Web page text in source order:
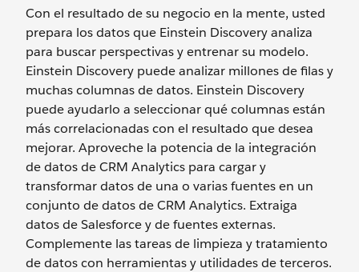
Con el resultado de su negocio en la mente, usted
prepara los datos que Einstein Discovery analiza
para buscar perspectivas y entrenar su modelo.
Einstein Discovery puede analizar millones de filas y
muchas columnas de datos. Einstein Discovery
puede ayudarlo a seleccionar qué columnas están
más correlacionadas con el resultado que desea
mejorar. Aproveche la potencia de la integración
de datos de CRM Analytics para cargar y
transformar datos de una o varias fuentes en un
conjunto de datos de CRM Analytics. Extraiga
datos de Salesforce y de fuentes externas.
Complemente las tareas de limpieza y tratamiento
de datos con herramientas y utilidades de terceros.